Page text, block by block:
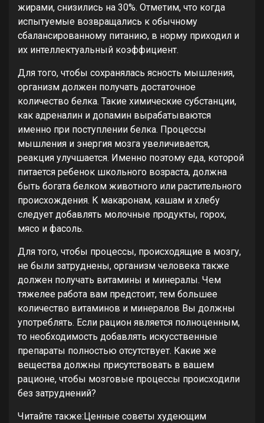
жирами, снизились на 30%. Отметим, что когда
испытуемые возвращались к обычному
сбалансированному питанию, в норму приходил и
их интеллектуальный коэффициент.
Для того, чтобы сохранялась ясность мышления,
организм должен получать достаточное
количество белка. Такие химические субстанции,
как адреналин и допамин вырабатываются
именно при поступлении белка. Процессы
мышления и энергия мозга увеличивается,
реакция улучшается. Именно поэтому еда, которой
питается ребенок школьного возраста, должна
быть богата белком животного или растительного
происхождения. К макаронам, кашам и хлебу
следует добавлять молочные продукты, горох,
мясо и фасоль.
Для того, чтобы процессы, происходящие в мозгу,
не были затруднены, организм человека также
должен получать витамины и минералы. Чем
тяжелее работа вам предстоит, тем большее
количество витаминов и минералов Вы должны
употреблять. Если рацион является полноценным,
то необходимость добавлять искусственные
препараты полностью отсутствует. Какие же
вещества должны присутствовать в вашем
рационе, чтобы мозговые процессы происходили
без затруднений?
Читайте также:Ценные советы худеющим